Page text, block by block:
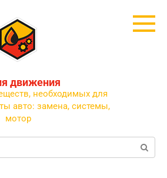
движения
необходимых для
авто: замена, системы,
мотор